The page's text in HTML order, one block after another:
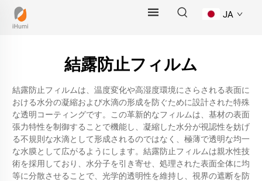
JA
結露防止フィルム
結露防止フィルムは、温度変化や高湿度環境にさらされる表面に
おける水分の凝縮および水滴の形成を防ぐために設計された特殊
な透明コーティングです。この革新的なフィルムは、基材の表面
張力特性を制御することで機能し、凝縮した水分が視認性を妨げ
る不規則な水滴として形成されるのではなく、極薄で透明な均一
な水膜として広がるようにします。結露防止フィルムは親水性技
術を採用しており、水分子を引き寄せ、処理された表面全体に均
等に分散させることで、光学的透明性を維持し、視界の遮断を防